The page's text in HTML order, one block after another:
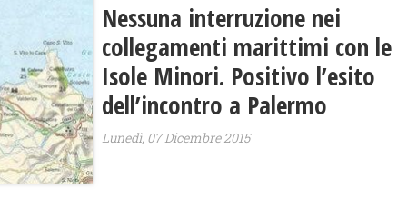
Nessuna interruzione nei
collegamenti marittimi con le
Isole Minori. Positivo l’esito
dell’incontro a Palermo
Lunedì, 07 Dicembre 2015